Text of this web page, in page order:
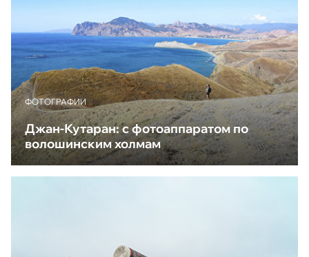
ФОТОГРАФИИ
Джан-Кутаран: с фотоаппаратом по
волошинским холмам